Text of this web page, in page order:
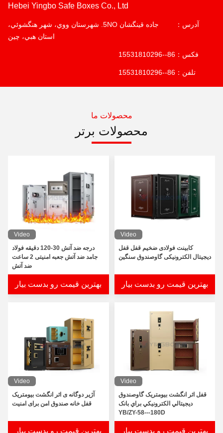
Hebei Yingbo Safe Boxes Co., Ltd
آدرس：
جاده قينگشان 5NO. شهرستان ووي، شهر هنگشوئي،
استان هبي، چين
فکس： 86--15531810296
تلفن： 86--15531810296
محصولات ما
محصولات برتر
Video
درجه ضد آتش 30-120 دقیقه فولاد
جامد ضد آتش جعبه امنیتی 2 ساعت
ضد آتش
بهترین قیمت رو بدست بیار
Video
کابینت فولادی ضخیم قفل قفل
دیجیتال الکترونیکی گاوصندوق سنگین
بهترین قیمت رو بدست بیار
Video
آژیر دوگانه ی اثر انگشت بیومتریک
قفل خانه صندوق امن برای امنیت
بهترین قیمت رو بدست بیار
Video
قفل اثر انگشت بيومتريک گاوصندوق
ديجيتالي الکترونيکي براي بانک
YB/ZY-58---180D
بهترین قیمت رو بدست بیار